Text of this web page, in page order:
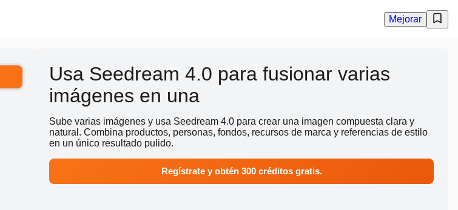
Mejorar
Usa Seedream 4.0 para fusionar varias
imágenes en una
Sube varias imágenes y usa Seedream 4.0 para crear una imagen compuesta clara y
natural. Combina productos, personas, fondos, recursos de marca y referencias de estilo
en un único resultado pulido.
Regístrate y obtén 300 créditos gratis.